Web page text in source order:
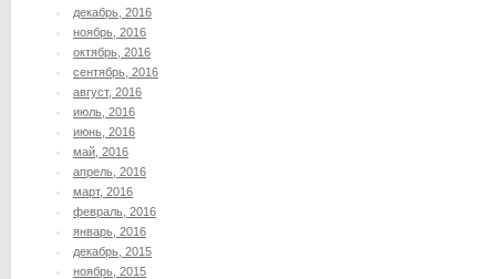
декабрь, 2016
ноябрь, 2016
октябрь, 2016
сентябрь, 2016
август, 2016
июль, 2016
июнь, 2016
май, 2016
апрель, 2016
март, 2016
февраль, 2016
январь, 2016
декабрь, 2015
ноябрь, 2015